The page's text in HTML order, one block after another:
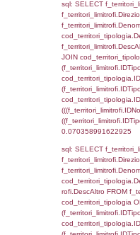
'%d/%m/
'%d/
sql:
FROM
sql: